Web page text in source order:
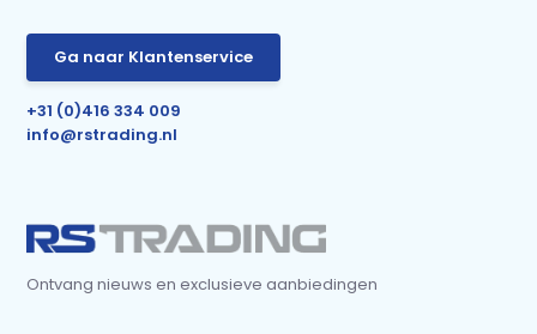
Ga naar Klantenservice
+31 (0)416 334 009
info@rstrading.nl
Ontvang nieuws en exclusieve aanbiedingen